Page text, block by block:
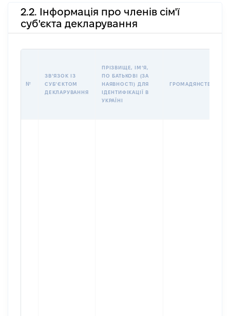
2.2. Інформація про членів сім'ї
суб'єкта декларування
№
ЗВʼЯЗОК ІЗ
СУБʼЄКТОМ
ДЕКЛАРУВАННЯ
ПРІЗВИЩЕ, ІМʼЯ,
ПО БАТЬКОВІ (ЗА
НАЯВНОСТІ) ДЛЯ
ІДЕНТИФІКАЦІЇ В
УКРАЇНІ
ГРОМАДЯНСТВО